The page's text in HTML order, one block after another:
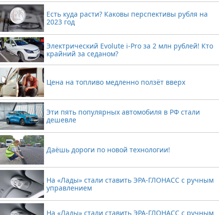
Есть куда расти? Каковы перспективы рубля на
2023 год
Электрический Evolute i-Pro за 2 млн рублей! Кто
крайний за седаном?
Цена на топливо медленно ползёт вверх
Эти пять популярных автомобиля в РФ стали
дешевле
Даёшь дороги по новой технологии!
На «Лады» стали ставить ЭРА-ГЛОНАСС с ручным
управлением
На «Лады» стали ставить ЭРА-ГЛОНАСС с ручным